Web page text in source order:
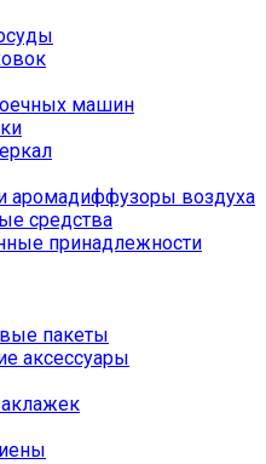
машин
аромадиффузоры воздуха
средства
принадлежности
пакеты
аксессуары